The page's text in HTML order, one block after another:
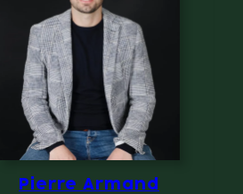
Pierre Armand